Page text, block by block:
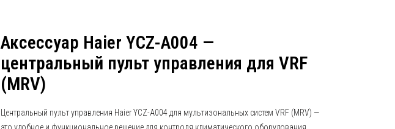
Аксессуар Haier YCZ-A004 —
центральный пульт управления для VRF
(MRV)
Центральный пульт управления Haier YCZ-A004 для мультизональных систем VRF (MRV) —